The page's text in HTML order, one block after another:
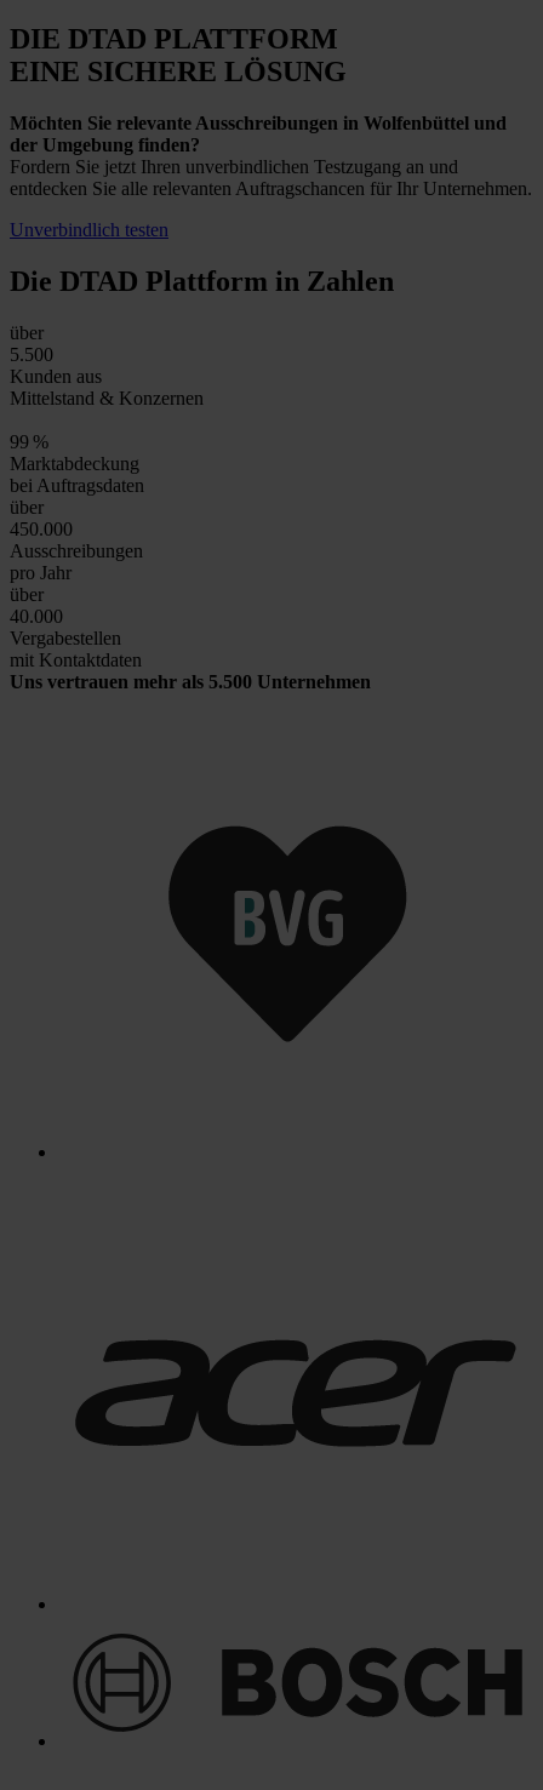
DIE DTAD PLATTFORM
EINE SICHERE LÖSUNG
Möchten Sie relevante Ausschreibungen in Wolfenbüttel und
der Umgebung finden?
Fordern Sie jetzt Ihren unverbindlichen Testzugang an und
entdecken Sie alle relevanten Auftragschancen für Ihr Unternehmen.
Unverbindlich testen
Die DTAD Plattform in Zahlen
über
5.500
Kunden aus
Mittelstand & Konzernen
99 %
Marktabdeckung
bei Auftragsdaten
über
450.000
Ausschreibungen
pro Jahr
über
40.000
Vergabestellen
mit Kontaktdaten
Uns vertrauen mehr als 5.500 Unternehmen